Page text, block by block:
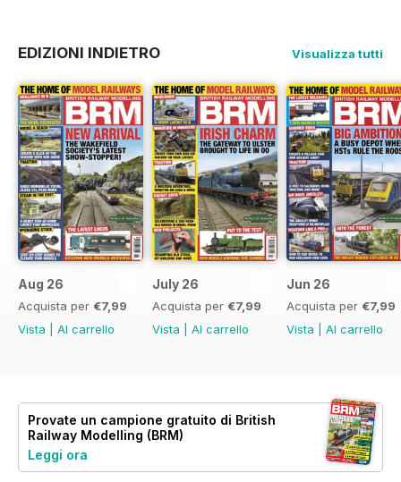
EDIZIONI INDIETRO Visualizza tutti
Aug 26
Acquista per €7,99
Vista
Al carrello
July 26
Acquista per €7,99
Vista
Al carrello
Jun 26
Acquista per €7,99
Vista
Al carrello
Provate un campione gratuito di British
Railway Modelling (BRM)
Leggi ora